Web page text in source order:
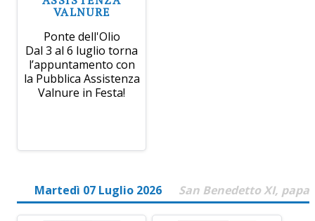
VALNURE
Ponte dell'Olio
Dal 3 al 6 luglio torna
l’appuntamento con
la Pubblica Assistenza
Valnure in Festa!
Martedì 07 Luglio 2026 San Benedetto XI, papa